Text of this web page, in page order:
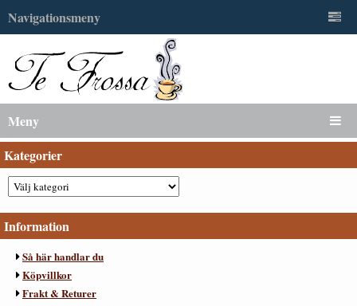
Navigationsmeny
Meny
Kategorier
Information
Så här handlar du
Köpvillkor
Frakt & Returer